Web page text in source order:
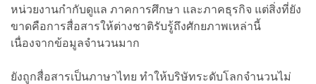
หน่วยงานกำกับดูแล ภาคการศึกษา และภาคธุรกิจ แต่สิ่งที่ยัง
ขาดคือการสื่อสารให้ต่างชาติรับรู้ถึงศักยภาพเหล่านี้
เนื่องจากข้อมูลจำนวนมาก
ยังถูกสื่อสารเป็นภาษาไทย ทำให้บริษัทระดับโลกจำนวนไม่